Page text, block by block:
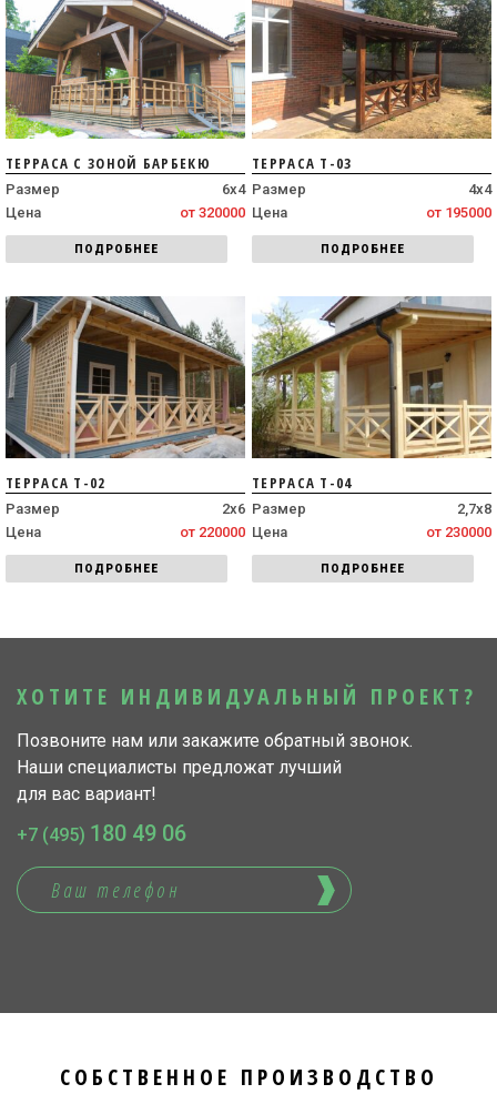
ТЕРРАСА С ЗОНОЙ БАРБЕКЮ
Размер
6х4
Цена
от 320000
ПОДРОБНЕЕ
ТЕРРАСА Т-03
Размер
4х4
Цена
от 195000
ПОДРОБНЕЕ
ТЕРРАСА Т-02
Размер
2х6
Цена
от 220000
ПОДРОБНЕЕ
ТЕРРАСА Т-04
Размер
2,7х8
Цена
от 230000
ПОДРОБНЕЕ
ХОТИТЕ ИНДИВИДУАЛЬНЫЙ ПРОЕКТ?
Позвоните нам или закажите обратный звонок.
Наши специалисты предложат лучший
для вас вариант!
+7 (495) 180 49 06
СОБСТВЕННОЕ ПРОИЗВОДСТВО